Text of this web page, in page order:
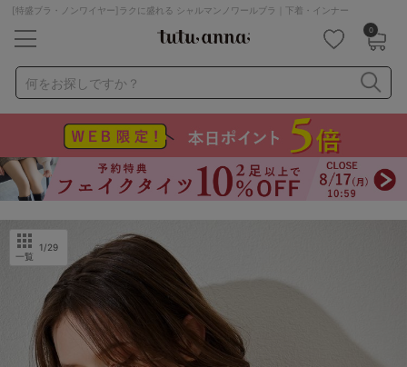
[特盛ブラ・ノンワイヤー]ラクに盛れる シャルマンノワールブラ｜下着・インナー
0
何をお探しですか？
ナイトブラ ノンワイヤー 特盛ブラ
チューブトップ
折り畳み
パジャマ ストッキング
キャミソール
カテゴリから探す
レッグウェア
ルームウェア
一覧
1/29